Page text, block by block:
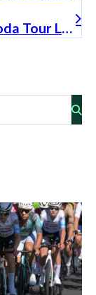
Starke Fahrer beim Start der Škoda Tour LuXembourg